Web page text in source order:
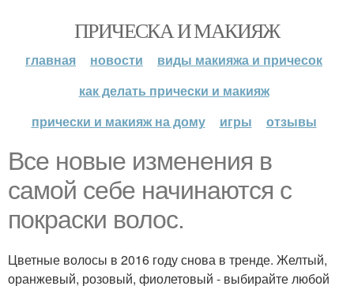
ПРИЧЕСКА И МАКИЯЖ
главная новости
виды макияжа и причесок
как делать прически и макияж
прически и макияж на дому
игры отзывы
Все новые изменения в
самой себе начинаются с
покраски волос.
Цветные волосы в 2016 году снова в тренде. Желтый,
оранжевый, розовый, фиолетовый - выбирайте любой